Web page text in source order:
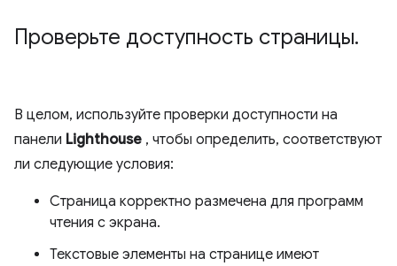
Проверьте доступность страницы.
В целом, используйте проверки доступности на
панели Lighthouse , чтобы определить, соответствуют
ли следующие условия:
Страница корректно размечена для программ
чтения с экрана.
Текстовые элементы на странице имеют